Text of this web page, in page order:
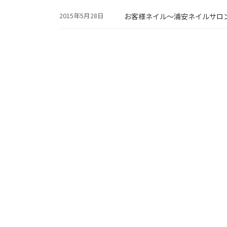
2015年5月28日 お客様ネイル～浦安ネイルサロ